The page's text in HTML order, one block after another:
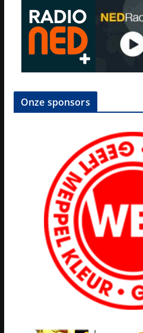
Onze sponsors